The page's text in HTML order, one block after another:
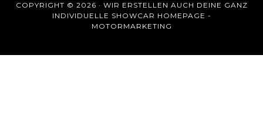
COPYRIGHT © 2026 · WIR ERSTELLEN AUCH DEINE GANZ
INDIVIDUELLE SHOWCAR HOMEPAGE -
MOTORMARKETING